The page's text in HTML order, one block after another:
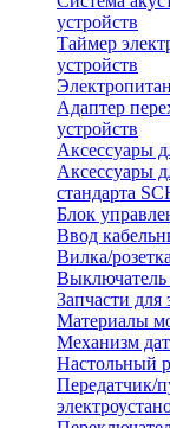
устройств
Таймер
устройств
Адаптер
устройств
Аксессуары
Аксессуары
стандарта
Блок
Ввод
Вилка/
Выключатель
Запчасти для
Материалы
Механизм
Настольный
Передатчик/